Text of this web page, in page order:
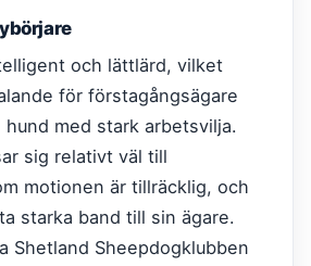
och lättlärd, vilket
för förstagångsägare
hund med stark arbetsvilja.
sig relativt väl till
motionen är tillräcklig, och
starka band till sin ägare.
Shetland Sheepdogklubben